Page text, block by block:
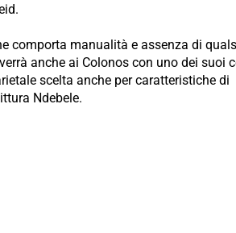
comporta manualità e assenza di
anche ai Colonos con uno dei suoi
scelta anche per caratteristiche di
Ndebele.